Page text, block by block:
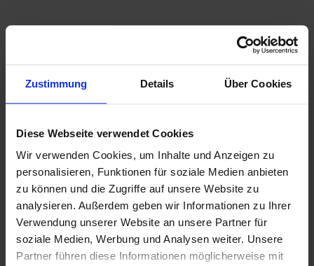
Zustimmung Details Über Cookies
Diese Webseite verwendet Cookies
Wir verwenden Cookies, um Inhalte und Anzeigen zu
personalisieren, Funktionen für soziale Medien anbieten
zu können und die Zugriffe auf unsere Website zu
analysieren. Außerdem geben wir Informationen zu Ihrer
Verwendung unserer Website an unsere Partner für
soziale Medien, Werbung und Analysen weiter. Unsere
Partner führen diese Informationen möglicherweise mit